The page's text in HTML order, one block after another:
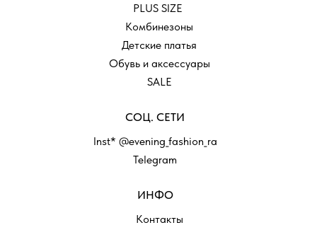
Inst* @evening_fashion_ra
Telegram
СОЦ. СЕТИ
Контакты
ИНФО
PLUS SIZE
Детские платья
Обувь и аксессуары
Комбинезоны
SALE